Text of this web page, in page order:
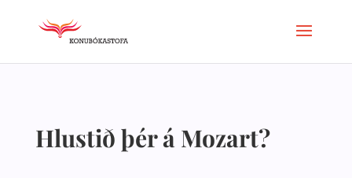
Hlustið þér á Mozart?